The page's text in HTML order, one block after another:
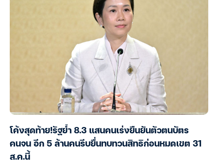
โค้งสุดท้าย!รัฐย้ำ 8.3 แสนคนเร่งยืนยันตัวตนบัตร
คนจน อีก 5 ล้านคนรีบยื่นทบทวนสิทธิก่อนหมดเขต 31
ส.ค.นี้